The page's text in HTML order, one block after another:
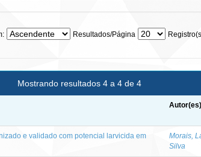
Resultados/Página
Mostrando resultados 4 a 4 de 4
Autor(es)
e validado com potencial larvicida em
Morais,
Silva